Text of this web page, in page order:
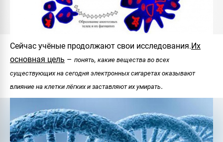
Сейчас учёные продолжают свои исследования.Их
основная цель – понять, какие вещества во всех
существующих на сегодня электронных сигаретах оказывают
влияние на клетки лёгких и заставляют их умирать.